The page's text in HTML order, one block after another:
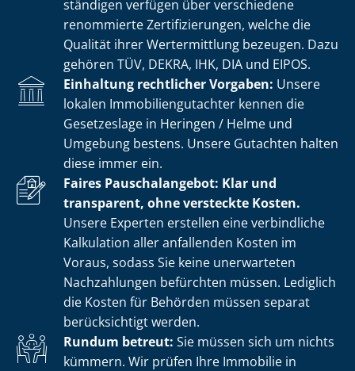
stän­di­gen verfügen über verschiedene
renommierte Zer­ti­fi­zie­run­gen, welche die
Qualität ihrer Wertermittlung bezeugen. Dazu
gehören TÜV, DEKRA, IHK, DIA und EIPOS.
Einhaltung rechtlicher Vorgaben: Unsere
lokalen Im­mo­bi­li­en­gut­ach­ter kennen die
Gesetzeslage in Heringen / Helme und
Umgebung bestens. Unsere Gutachten halten
diese immer ein.
Faires Pauschalangebot: Klar und
transparent, ohne versteckte Kosten.
Unsere Experten erstellen eine verbindliche
Kalkulation aller anfallenden Kosten im
Voraus, sodass Sie keine unerwarteten
Nachzahlungen befürchten müssen. Lediglich
die Kosten für Behörden müssen separat
berücksichtigt werden.
Rundum betreut: Sie müssen sich um nichts
kümmern. Wir prüfen Ihre Immobilie in